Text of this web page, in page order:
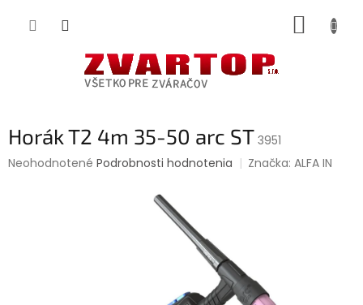
Horák T2 4m 35-50 arc ST 3951
Priemerné
Neohodnotené Podrobnosti hodnotenia Značka:ALFA IN